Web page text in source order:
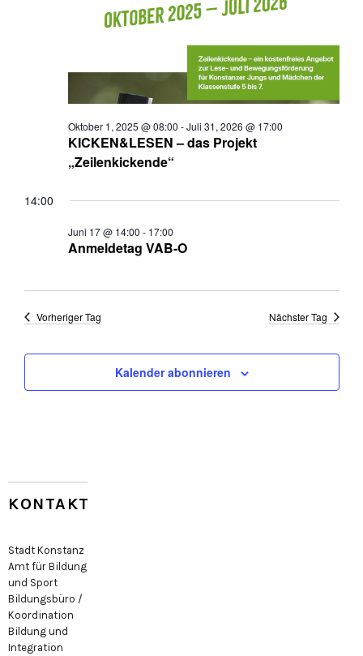
KICKEN&LESEN – das Projekt
„Zeilenkickende“
Oktober 1, 2025 @ 08:00 -Juli 31, 2026 @ 17:00
14:00
Anmeldetag VAB-O
Juni 17 @ 14:00 - 17:00
Vorheriger Tag Nächster Tag
Kalender abonnieren
KONTAKT
Stadt Konstanz
Amt für Bildung
und Sport
Bildungsbüro /
Koordination
Bildung und
Integration